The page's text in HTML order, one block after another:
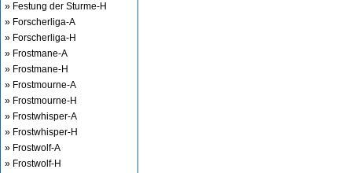
» Festung der Sturme-H
» Forscherliga-A
» Forscherliga-H
» Frostmane-A
» Frostmane-H
» Frostmourne-A
» Frostmourne-H
» Frostwhisper-A
» Frostwhisper-H
» Frostwolf-A
» Frostwolf-H